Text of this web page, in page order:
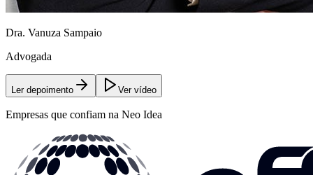
Dra. Vanuza Sampaio
Advogada
Ler depoimento Ver vídeo
Empresas que confiam na Neo Idea